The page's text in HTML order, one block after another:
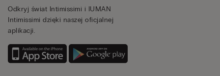
Odkryj świat Intimissimi i IUMAN
Intimissimi dzięki naszej oficjalnej
aplikacji.